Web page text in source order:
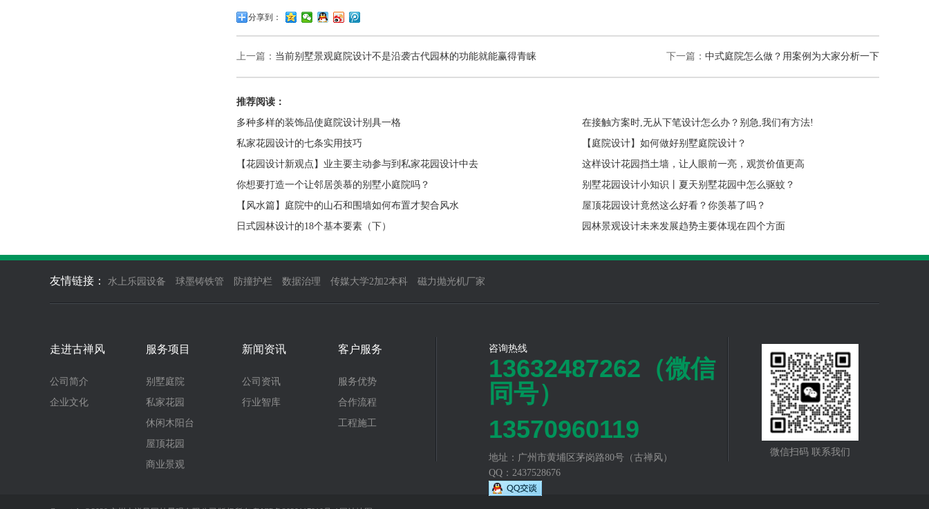
分享到：
上一篇： 当前别墅景观庭院设计不是沿袭古代园林的功能就能赢得青睐 下一篇： 中式庭院怎么做？用案例为大家分析一下
推荐阅读：
多种多样的装饰品使庭院设计别具一格
私家花园设计的七条实用技巧
【花园设计新观点】业主要主动参与到私家花园设计中去
你想要打造一个让邻居羡慕的别墅小庭院吗？
【风水篇】庭院中的山石和围墙如何布置才契合风水
日式园林设计的18个基本要素（下）
在接触方案时,无从下笔设计怎么办？别急,我们有方法!
【庭院设计】如何做好别墅庭院设计？
这样设计花园挡土墙，让人眼前一亮，观赏价值更高
别墅花园设计小知识丨夏天别墅花园中怎么驱蚊？
屋顶花园设计竟然这么好看？你羡慕了吗？
园林景观设计未来发展趋势主要体现在四个方面
友情链接： 水上乐园设备 球墨铸铁管 防撞护栏 数据治理 传媒大学2加2本科 磁力抛光机厂家
走进古禅风
公司简介
企业文化
服务项目
别墅庭院
私家花园
休闲木阳台
屋顶花园
商业景观
新闻资讯
公司资讯
行业智库
客户服务
服务优势
合作流程
工程施工
咨询热线
13632487262（微信
同号）
13570960119
地址：广州市黄埔区茅岗路80号（古禅风）
QQ：2437528676
微信扫码 联系我们